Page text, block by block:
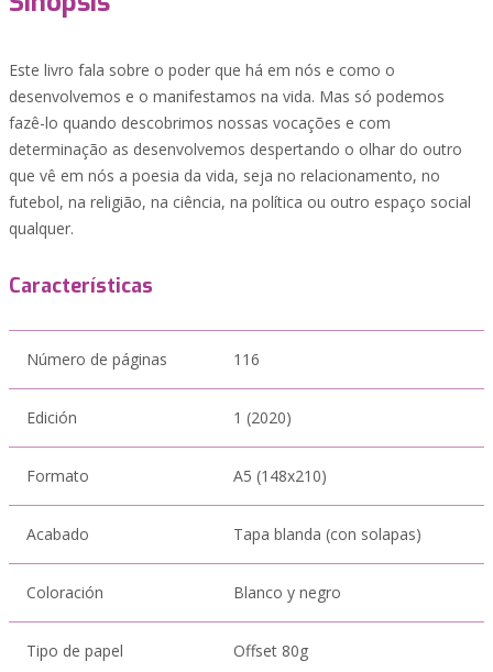
Este livro fala sobre o poder que há em nós e como o
desenvolvemos e o manifestamos na vida. Mas só podemos
fazê-lo quando descobrimos nossas vocações e com
determinação as desenvolvemos despertando o olhar do outro
que vê em nós a poesia da vida, seja no relacionamento, no
futebol, na religião, na ciência, na política ou outro espaço social
qualquer.
Características
Número de páginas 116
Edición 1 (2020)
Formato A5 (148x210)
Acabado Tapa blanda (con solapas)
Coloración Blanco y negro
Tipo de papel Offset 80g